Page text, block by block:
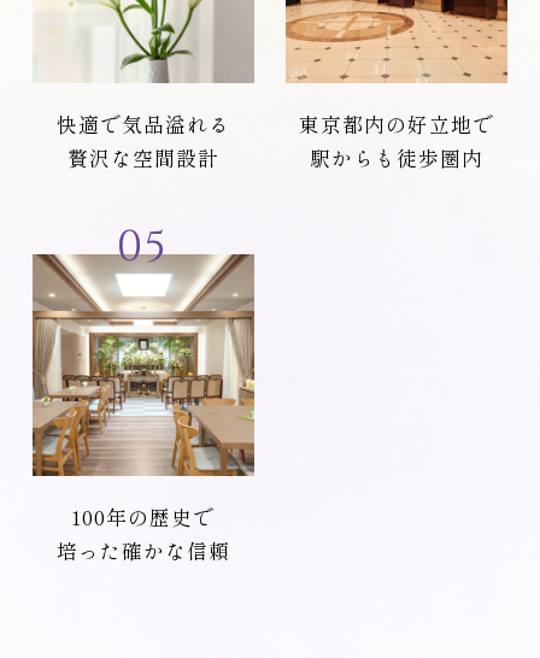
快適で気品溢れる
贅沢な空間設計
東京都内の好立地で
駅からも徒歩圏内
05
100年の歴史で
培った確かな信頼